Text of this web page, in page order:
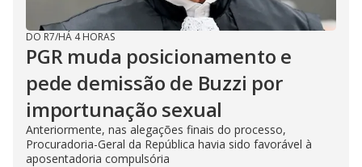
DO R7/HÁ 4 HORAS
PGR muda posicionamento e
pede demissão de Buzzi por
importunação sexual
Anteriormente, nas alegações finais do processo,
Procuradoria-Geral da República havia sido favorável à
aposentadoria compulsória